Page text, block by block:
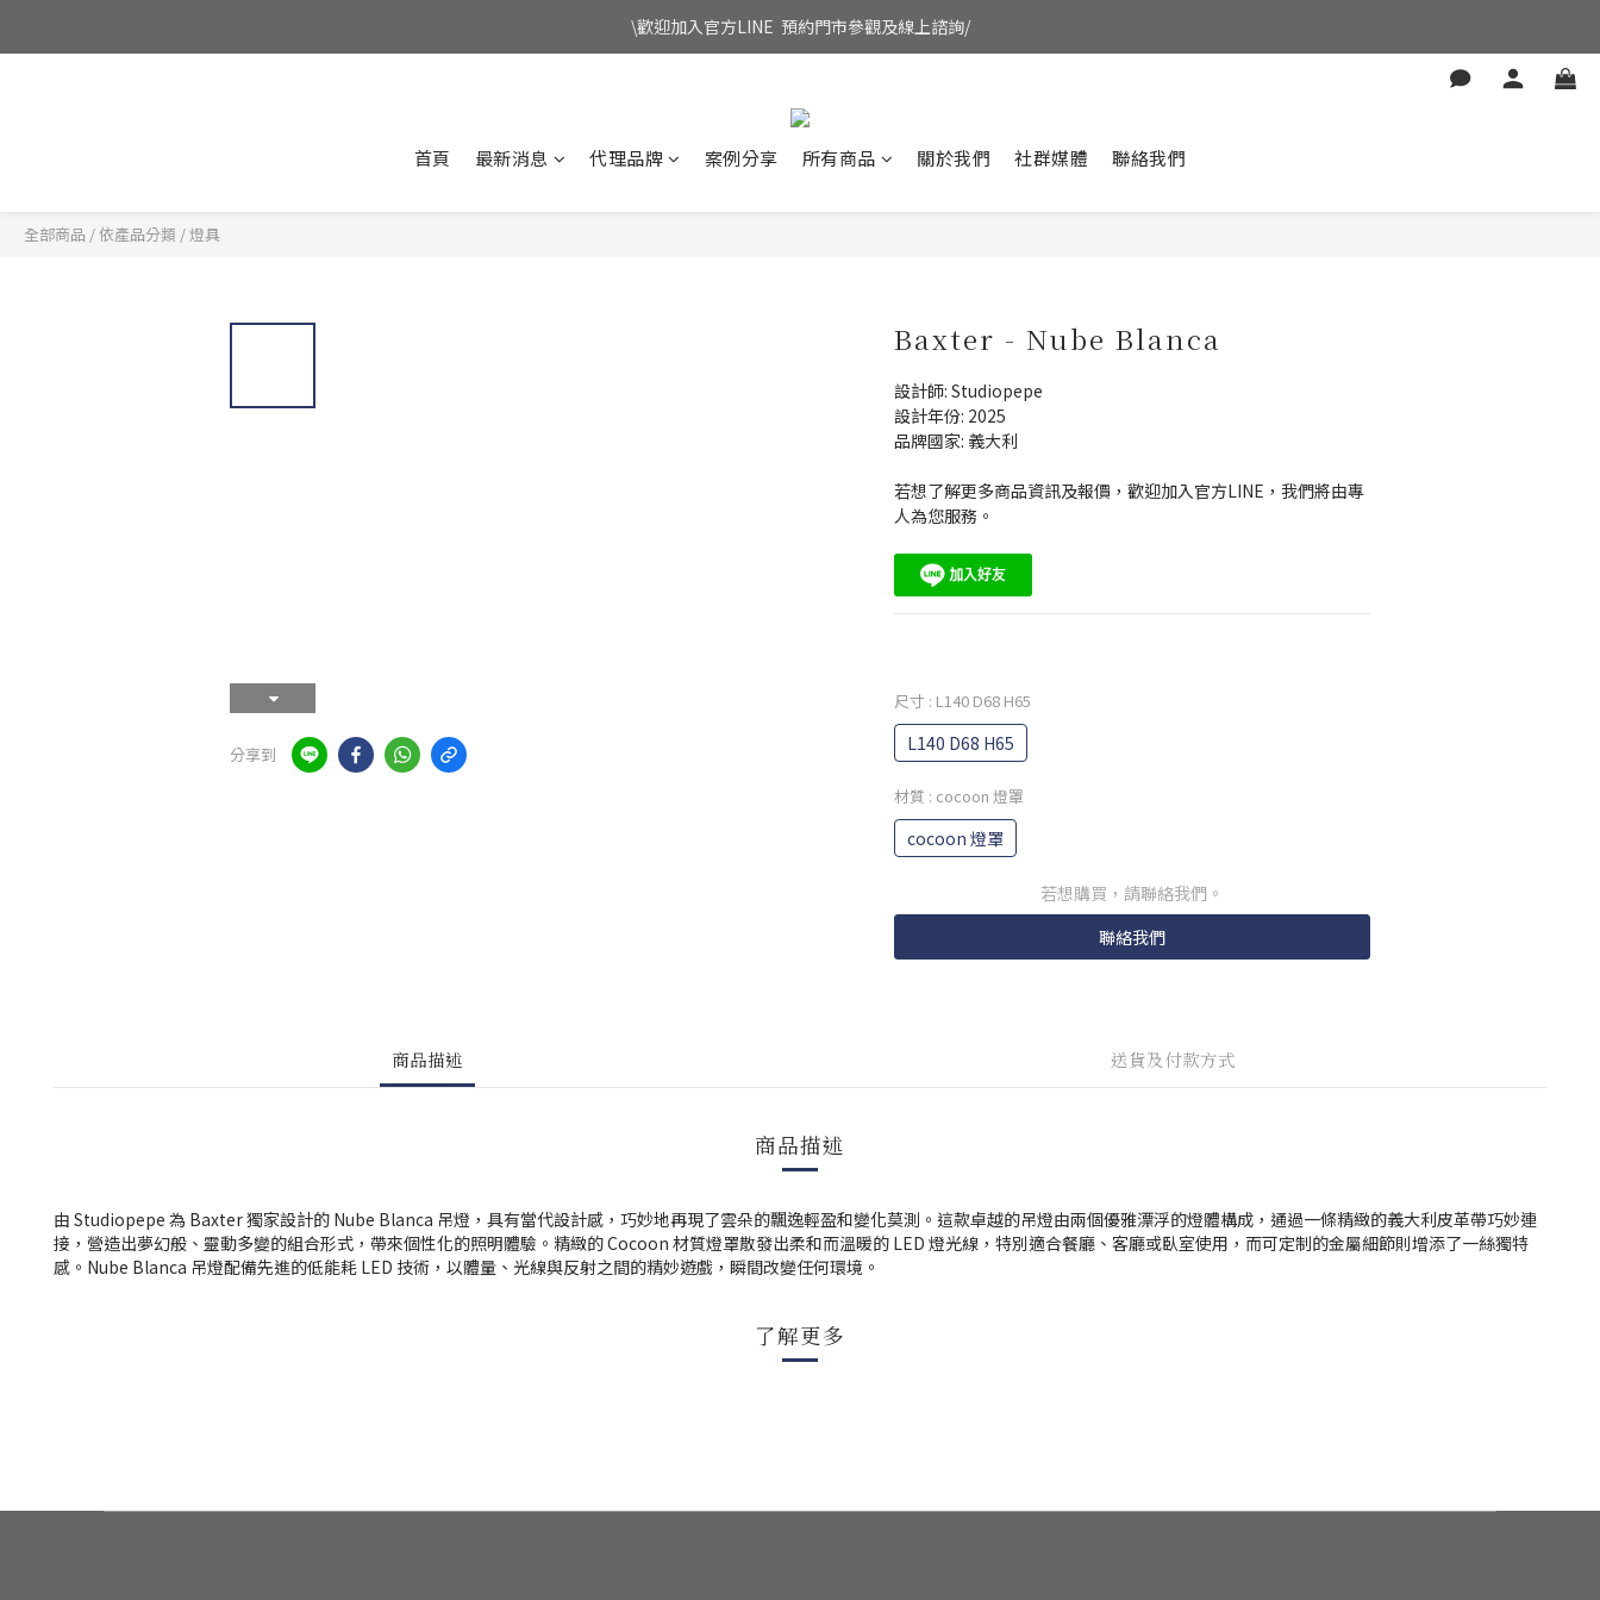
\歡迎加入官方LINE  預約門市參觀及線上諮詢/
首頁 最新消息 代理品牌 案例分享 所有商品 關於我們 社群媒體 聯絡我們
全部商品 /依產品分類 /燈具
分享到
Baxter - Nube Blanca
設計師: Studiopepe
設計年份: 2025
品牌國家: 義大利
若想了解更多商品資訊及報價，歡迎加入官方LINE，我們將由專
人為您服務。
尺寸 : L140 D68 H65
L140 D68 H65
材質 : cocoon 燈罩
cocoon 燈罩
若想購買，請聯絡我們。
聯絡我們
商品描述 送貨及付款方式
商品描述
由 Studiopepe 為 Baxter獨家設計的 Nube Blanca 吊燈，具有當代設計感，巧妙地再現了雲朵的飄逸輕盈和變化莫測。 這款卓越的吊燈由兩個優雅漂浮的燈體構成，通過一條精緻的義大利皮革帶巧妙連
接，營造出夢幻般、靈動多變的組合形式，帶來個性化的照明體驗。精緻的Cocoon 材質燈罩散發出柔和而溫暖的 LED 燈光線，特別適合餐廳、客廳或臥室使用，而可定制的金屬細節則增添了一絲獨特
感。 Nube Blanca 吊燈配備先進的低能耗 LED 技術，以體量、光線與反射之間的精妙遊戲，瞬間改變任何環境。
了解更多